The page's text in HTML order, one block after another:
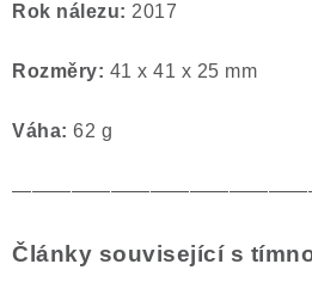
Rok nálezu: 2017
Rozměry: 41 x 41 x 25 mm
Váha: 62 g
Články související s